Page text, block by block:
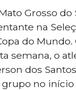
Grosso do
na
do Mundo.
semana, o
dos
no início